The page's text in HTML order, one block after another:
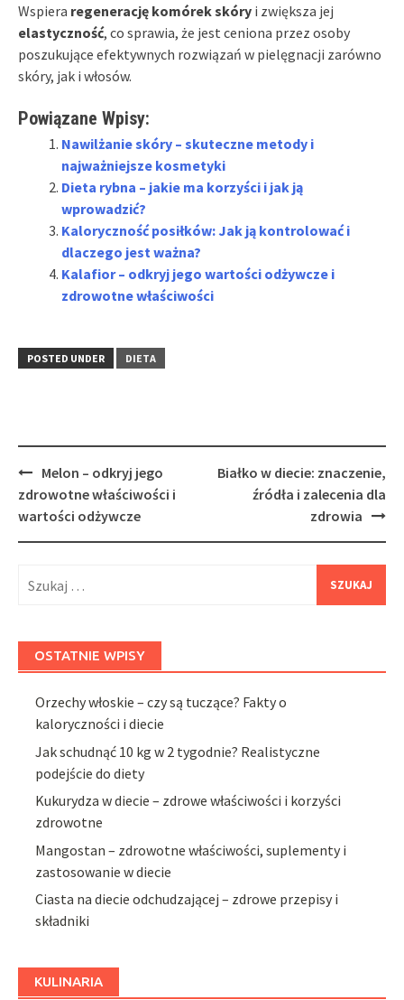
Wspiera regenerację komórek skóry i zwiększa jej
elastyczność, co sprawia, że jest ceniona przez osoby
poszukujące efektywnych rozwiązań w pielęgnacji zarówno
skóry, jak i włosów.
Powiązane Wpisy:
Nawilżanie skóry – skuteczne metody i
najważniejsze kosmetyki
Dieta rybna – jakie ma korzyści i jak ją
wprowadzić?
Kaloryczność posiłków: Jak ją kontrolować i
dlaczego jest ważna?
Kalafior – odkryj jego wartości odżywcze i
zdrowotne właściwości
POSTED UNDER DIETA
Post
navigation
Melon – odkryj jego
zdrowotne właściwości i
wartości odżywcze
Białko w diecie: znaczenie,
źródła i zalecenia dla
zdrowia
OSTATNIE WPISY
Orzechy włoskie – czy są tuczące? Fakty o
kaloryczności i diecie
Jak schudnąć 10 kg w 2 tygodnie? Realistyczne
podejście do diety
Kukurydza w diecie – zdrowe właściwości i korzyści
zdrowotne
Mangostan – zdrowotne właściwości, suplementy i
zastosowanie w diecie
Ciasta na diecie odchudzającej – zdrowe przepisy i
składniki
KULINARIA